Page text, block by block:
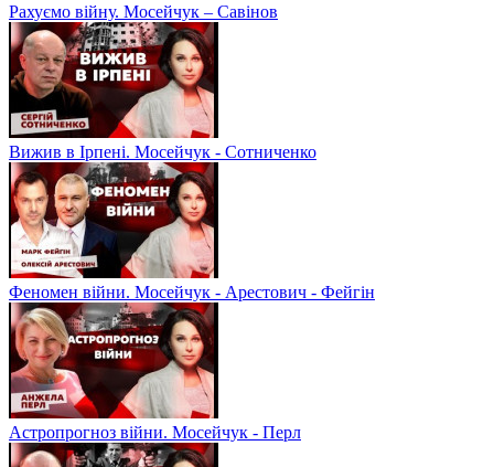
Рахуємо війну. Мосейчук – Савінов
Вижив в Ірпені. Мосейчук - Сотниченко
Феномен війни. Мосейчук - Арестович - Фейгін
Астропрогноз війни. Мосейчук - Перл